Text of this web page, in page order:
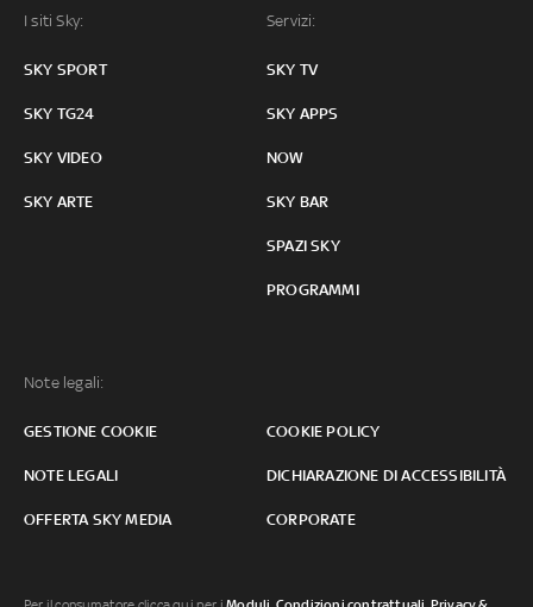
I siti Sky:
SKY SPORT
SKY TG24
SKY VIDEO
SKY ARTE
Servizi:
SKY TV
SKY APPS
NOW
SKY BAR
SPAZI SKY
PROGRAMMI
Note legali:
GESTIONE COOKIE COOKIE POLICY
NOTE LEGALI DICHIARAZIONE DI ACCESSIBILITÀ
OFFERTA SKY MEDIA CORPORATE